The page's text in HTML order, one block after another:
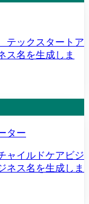
テックスタートア
ス名を生成しま
ター
ャイルドケアビジ
ネス名を生成しま